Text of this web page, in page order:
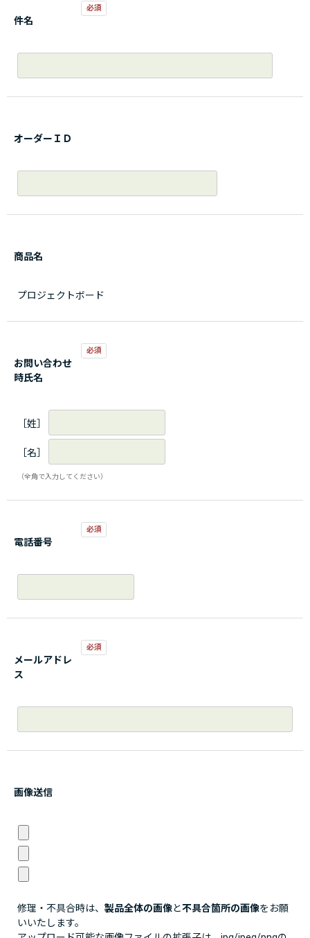
件名
オーダーＩＤ
商品名
プロジェクトボード
お問い合わせ
時氏名
［姓］
［名］
（全角で入力してください）
電話番号
メールアドレ
ス
画像送信
修理・不具合時は、 製品全体の画像と不具合箇所の画像をお願
いいたします。